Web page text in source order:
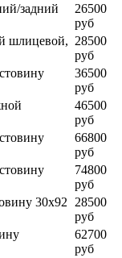
задний
26500
руб
шлицевой, 28500
руб
36500
руб
46500
руб
66800
руб
74800
руб
30x92
28500
руб
62700
руб